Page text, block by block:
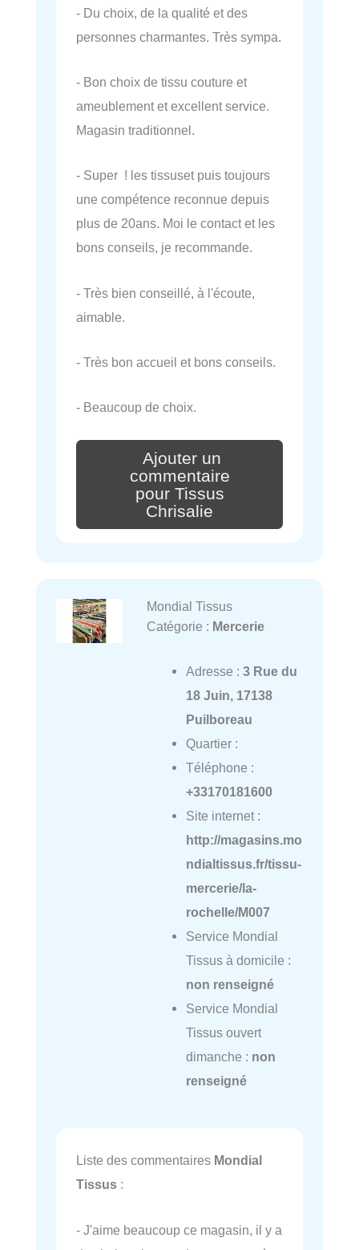
- Du choix, de la qualité et des
personnes charmantes. Très sympa.
- Bon choix de tissu couture et
ameublement et excellent service.
Magasin traditionnel.
- Super ! les tissuset puis toujours
une compétence reconnue depuis
plus de 20ans. Moi le contact et les
bons conseils, je recommande.
- Très bien conseillé, à l'écoute,
aimable.
- Très bon accueil et bons conseils.
- Beaucoup de choix.
Ajouter un
commentaire
pour Tissus
Chrisalie
Mondial Tissus
Catégorie : Mercerie
Adresse : 3 Rue du
18 Juin, 17138
Puilboreau
Quartier :
Téléphone :
+33170181600
Site internet :
http://magasins.mo
ndialtissus.fr/tissu-
mercerie/la-
rochelle/M007
Service Mondial
Tissus à domicile :
non renseigné
Service Mondial
Tissus ouvert
dimanche : non
renseigné
Liste des commentaires Mondial
Tissus :
- J'aime beaucoup ce magasin, il y a